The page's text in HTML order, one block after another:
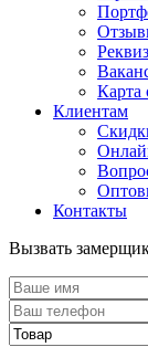
Карта
Клиентам
Контакты
Вызвать